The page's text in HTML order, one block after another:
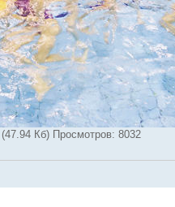
Кб) Просмотров: 8032